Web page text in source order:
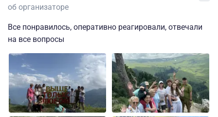
об организаторе
Все понравилось, оперативно реагировали, отвечали
на все вопросы